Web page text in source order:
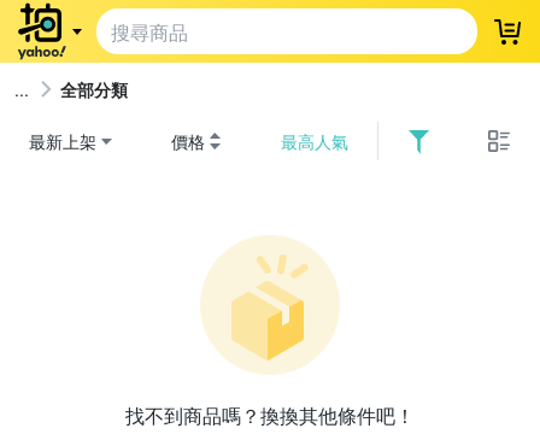
登
全部分類
最新上架 價格 最高人氣
找不到商品嗎？換換其他條件吧！